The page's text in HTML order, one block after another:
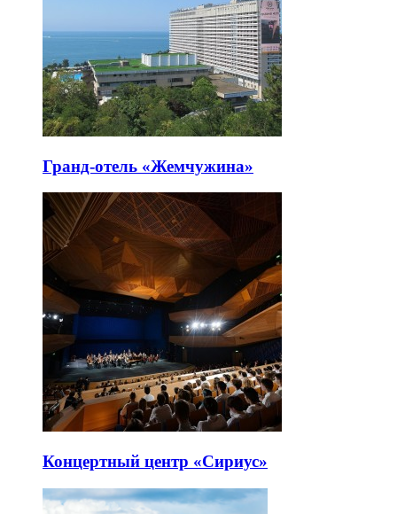
Гранд-отель «Жемчужина»
Концертный центр «Сириус»